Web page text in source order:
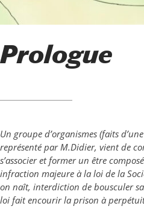
Prologue
Un groupe d’organismes (faits
représenté par M.Didier, vient de
s’associer et former un être
infraction majeure à la loi de la
on naît, interdiction de bousculer
loi fait encourir la prison à